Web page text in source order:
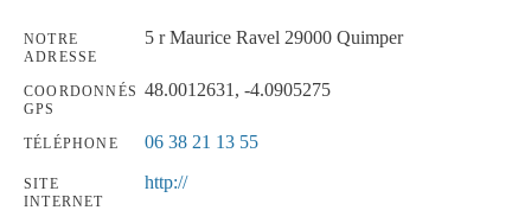
NOTRE
ADRESSE
5 r Maurice Ravel 29000 Quimper
COORDONNÉS
GPS
48.0012631, -4.0905275
TÉLÉPHONE 06 38 21 13 55
SITE
INTERNET
http://